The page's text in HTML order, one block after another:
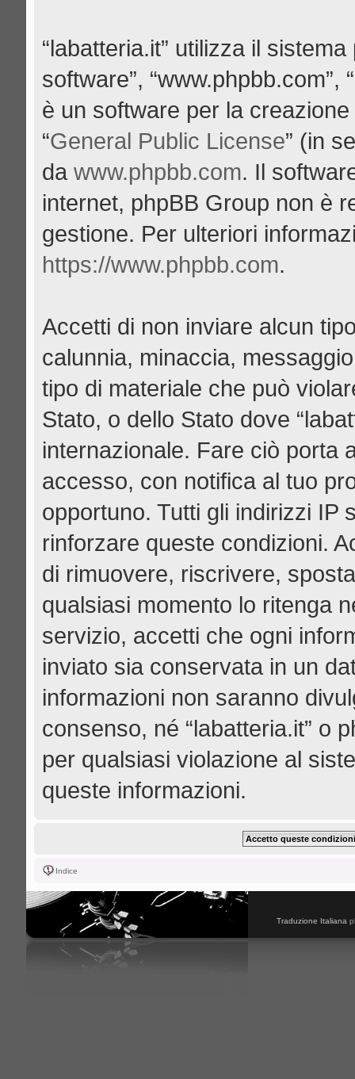
“labatteria.it” utilizza il
software”, “www.phpbb.com”,
è un software per la
“General Public License” (in
da www.phpbb.com. Il
internet, phpBB Group non è
gestione. Per ulteriori
https://www.phpbb.com.
Accetti di non inviare alcun
calunnia, minaccia,
tipo di materiale che può
Stato, o dello Stato dove
internazionale. Fare ciò porta
accesso, con notifica al tuo
opportuno. Tutti gli indirizzi IP
rinforzare queste condizioni.
di rimuovere, riscrivere,
qualsiasi momento lo ritenga
servizio, accetti che ogni
inviato sia conservata in un
informazioni non saranno
consenso, né “labatteria.it” o
per qualsiasi violazione al
queste informazioni.
Indice
Traduzione Italiana